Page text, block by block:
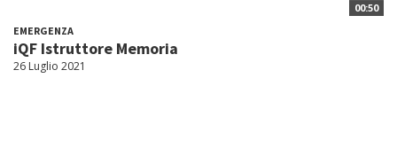
00:50
EMERGENZA
iQF Istruttore Memoria
26 Luglio 2021